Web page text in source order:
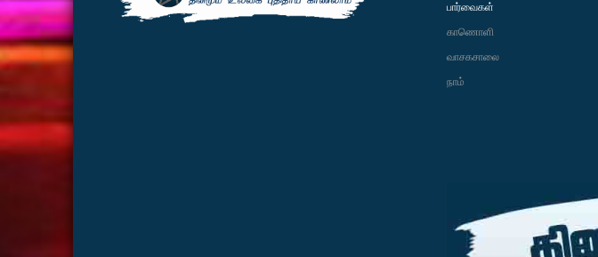
பார்வைகள்
காணொளி
வாசகசாலை
நாம்